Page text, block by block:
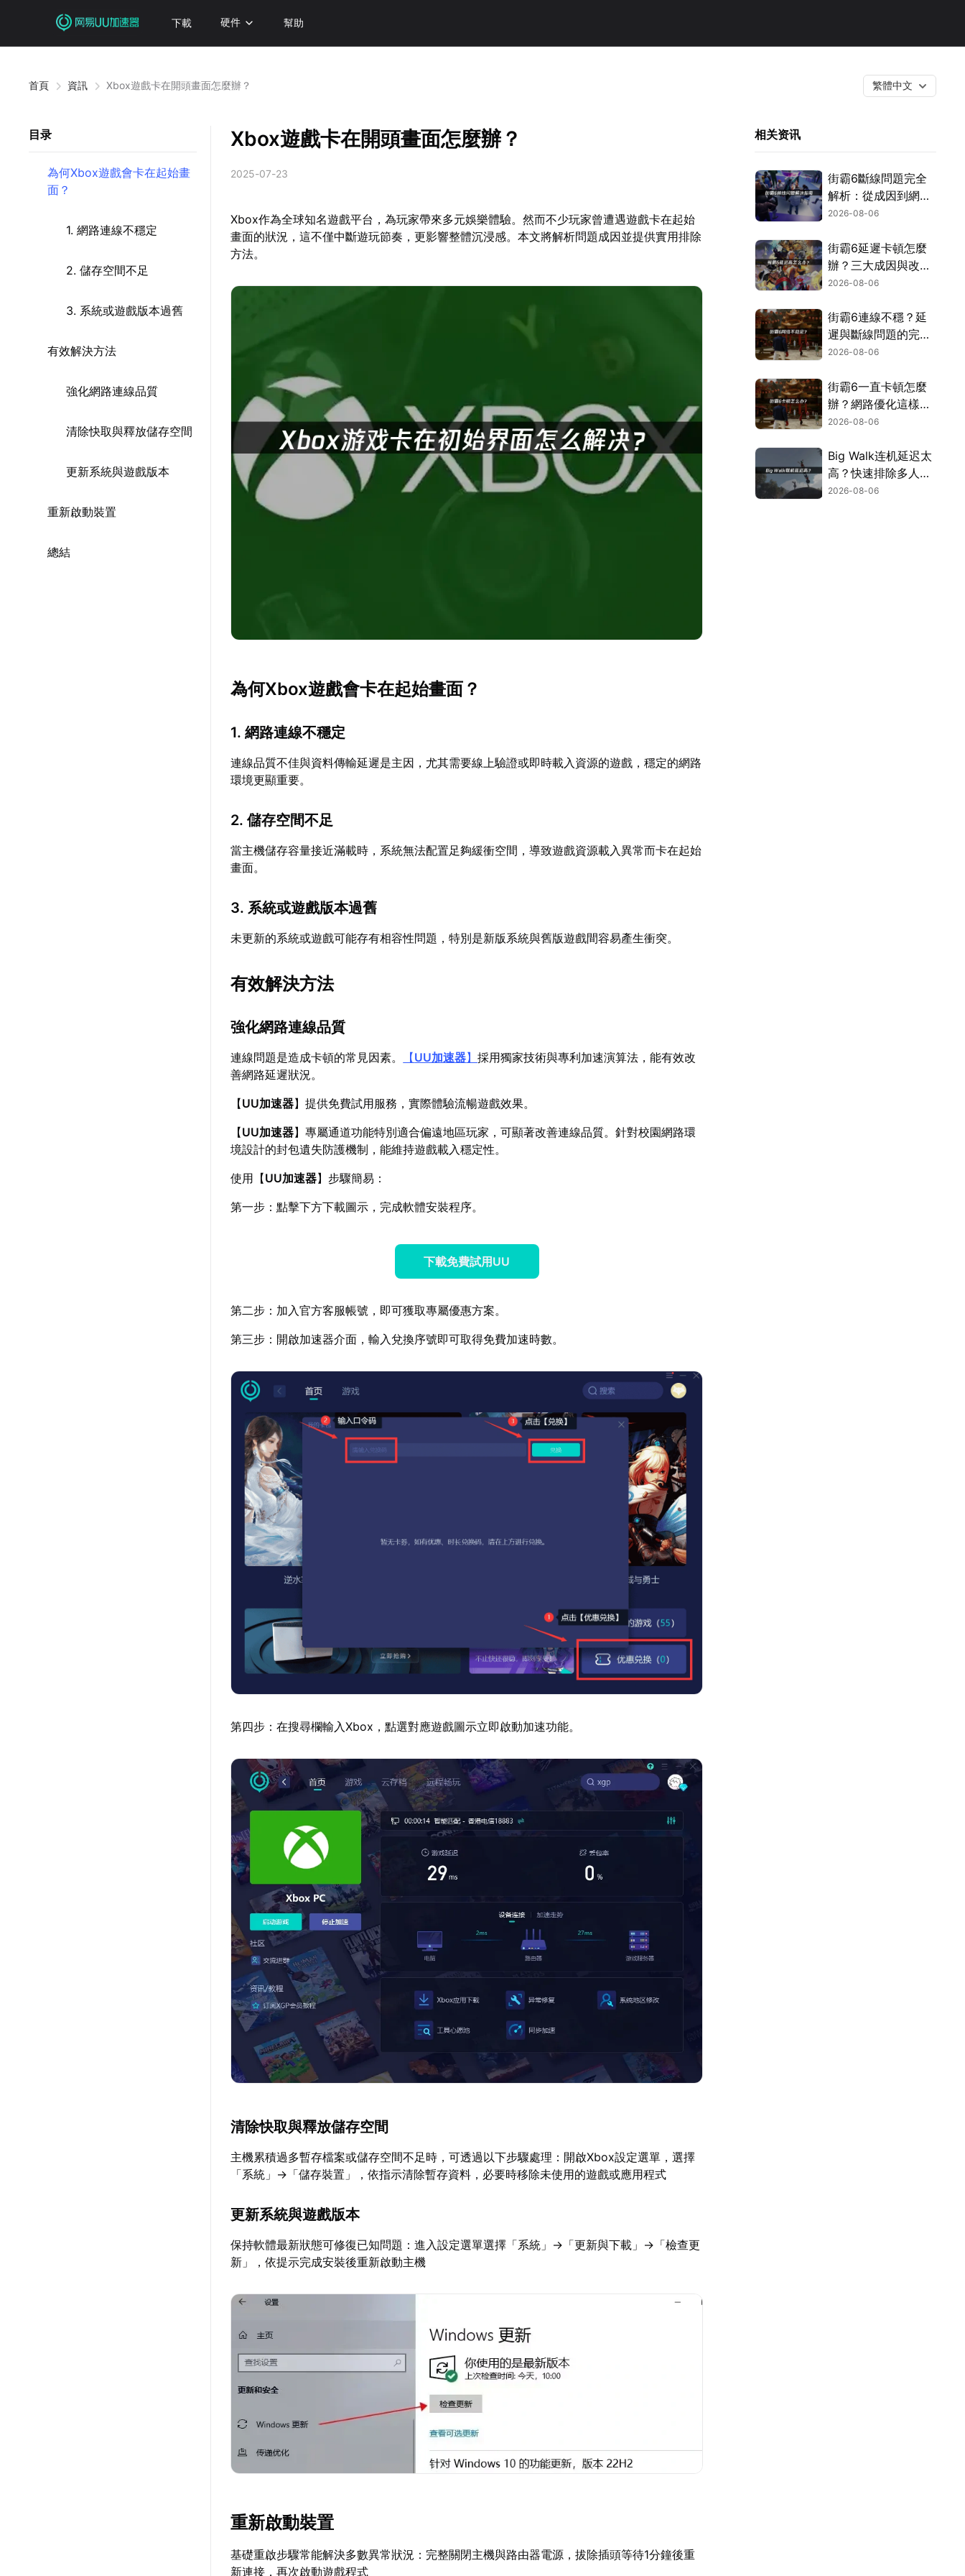
下載 硬件 幫助
首頁 資訊 Xbox遊戲卡在開頭畫面怎麼辦？ 繁體中文
目录
為何Xbox遊戲會卡在起始畫
面？
1. 網路連線不穩定
2. 儲存空間不足
3. 系統或遊戲版本過舊
有效解決方法
強化網路連線品質
清除快取與釋放儲存空間
更新系統與遊戲版本
重新啟動裝置
總結
Xbox遊戲卡在開頭畫面怎麼辦？
2025-07-23
Xbox作為全球知名遊戲平台，為玩家帶來多元娛樂體驗。然而不少玩家曾遭遇遊戲卡在起始
畫面的狀況，這不僅中斷遊玩節奏，更影響整體沉浸感。本文將解析問題成因並提供實用排除
方法。
為何Xbox遊戲會卡在起始畫面？
1. 網路連線不穩定
連線品質不佳與資料傳輸延遲是主因，尤其需要線上驗證或即時載入資源的遊戲，穩定的網路
環境更顯重要。
2. 儲存空間不足
當主機儲存容量接近滿載時，系統無法配置足夠緩衝空間，導致遊戲資源載入異常而卡在起始
畫面。
3. 系統或遊戲版本過舊
未更新的系統或遊戲可能存有相容性問題，特別是新版系統與舊版遊戲間容易產生衝突。
有效解決方法
強化網路連線品質
連線問題是造成卡頓的常見因素。 【UU加速器】採用獨家技術與專利加速演算法，能有效改
善網路延遲狀況。
【UU加速器】提供免費試用服務，實際體驗流暢遊戲效果。
【UU加速器】專屬通道功能特別適合偏遠地區玩家，可顯著改善連線品質。針對校園網路環
境設計的封包遺失防護機制，能維持遊戲載入穩定性。
使用【UU加速器】步驟簡易：
第一步：點擊下方下載圖示，完成軟體安裝程序。
下載免費試用UU
第二步：加入官方客服帳號，即可獲取專屬優惠方案。
第三步：開啟加速器介面，輸入兌換序號即可取得免費加速時數。
第四步：在搜尋欄輸入Xbox，點選對應遊戲圖示立即啟動加速功能。
清除快取與釋放儲存空間
主機累積過多暫存檔案或儲存空間不足時，可透過以下步驟處理：開啟Xbox設定選單，選擇
「系統」→「儲存裝置」，依指示清除暫存資料，必要時移除未使用的遊戲或應用程式
更新系統與遊戲版本
保持軟體最新狀態可修復已知問題：進入設定選單選擇「系統」→「更新與下載」→「檢查更
新」，依提示完成安裝後重新啟動主機
重新啟動裝置
基礎重啟步驟常能解決多數異常狀況：完整關閉主機與路由器電源，拔除插頭等待1分鐘後重
新連接，再次啟動遊戲程式
相关资讯
街霸6斷線問題完全
解析：從成因到網路
優化的實用攻略！
2026-08-06
街霸6延遲卡頓怎麼
辦？三大成因與改善
對策！
2026-08-06
街霸6連線不穩？延
遲與斷線問題的完整
解決指南！
2026-08-06
街霸6一直卡頓怎麼
辦？網路優化這樣解
決！
2026-08-06
Big Walk连机延迟太
高？快速排除多人游
玩卡顿困扰！
2026-08-06